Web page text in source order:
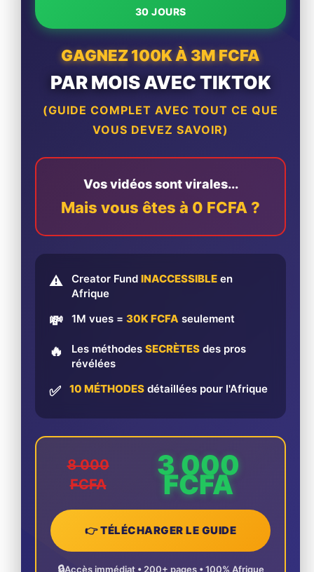
30 JOURS
GAGNEZ 100K À 3M FCFA
PAR MOIS AVEC TIKTOK
(GUIDE COMPLET AVEC TOUT CE QUE
VOUS DEVEZ SAVOIR)
Vos vidéos sont virales...
Mais vous êtes à 0 FCFA ?
⚠️ Creator Fund INACCESSIBLE en
Afrique
💸 1M vues = 30K FCFA seulement
🔥 Les méthodes SECRÈTES des pros
révélées
✅ 10 MÉTHODES détaillées pour l'Afrique
8 000
FCFA
3 000
FCFA
👉 TÉLÉCHARGER LE GUIDE
Accès immédiat • 200+ pages • 100% Afrique